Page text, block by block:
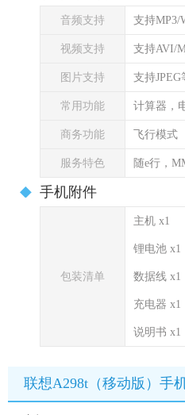
音频支持 支持MP3/
视频支持 支持AVI/
图片支持 支持JPEG
常用功能 计算器，
商务功能 飞行模式
服务特色 随e行，
手机附件
包装清单
主机 x1
锂电池 x1
数据线 x1
充电器 x1
说明书 x1
联想A298t（移动版）手